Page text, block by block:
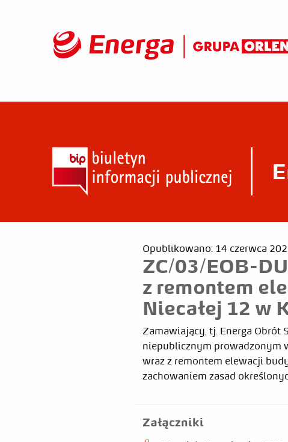
Opublikowano: 14 czerwca
ZC/03/EOB-
z remontem
Niecałej 12 w
Zamawiający, tj. Energa Obrót
niepublicznym prowadzonym
wraz z remontem elewacji
zachowaniem zasad
Załączniki